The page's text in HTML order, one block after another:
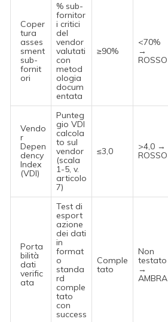
Coper
tura
asses
sment
sub-
fornit
ori
% sub-
fornitor
i critici
del
vendor
valutati
con
metod
ologia
docum
entata
≥90%
<70%
→
ROSSO
Vendo
r
Depen
dency
Index
(VDI)
Punteg
gio VDI
calcola
to sul
vendor
(scala
1-5, v.
articolo
7)
≤3,0
>4,0 →
ROSSO
Porta
bilità
dati
verific
ata
Test di
esport
azione
dei dati
in
format
o
standa
rd
comple
tato
con
success
Comple
tato
Non
testato
→
AMBRA